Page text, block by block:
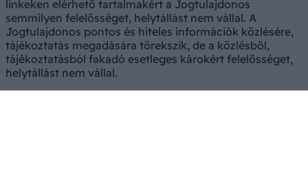
linkeken elérhető tartalmakért a Jogtulajdonos
semmilyen felelősséget, helytállást nem vállal. A
Jogtulajdonos pontos és hiteles információk közlésére,
tájékoztatás megadására törekszik, de a közlésből,
tájékoztatásból fakadó esetleges károkért felelősséget,
helytállást nem vállal.